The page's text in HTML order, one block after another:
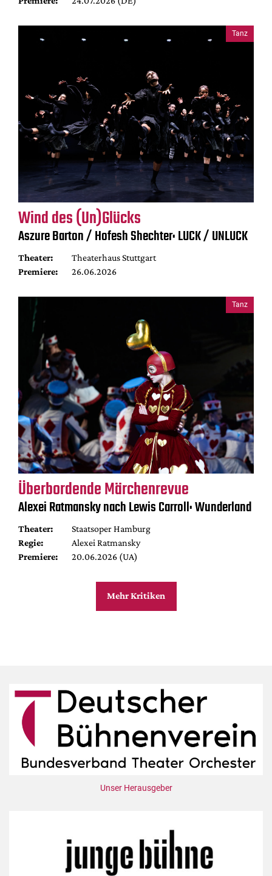
Tanz
Wind des (Un)Glücks
Aszure Barton / Hofesh Shechter: LUCK / UNLUCK
Theater:
Theaterhaus Stuttgart
Premiere:
26.06.2026
Tanz
Überbordende Märchenrevue
Alexei Ratmansky nach Lewis Carroll: Wunderland
Theater:
Staatsoper Hamburg
Regie:
Alexei Ratmansky
Premiere:
20.06.2026 (UA)
Mehr Kritiken
Unser Herausgeber